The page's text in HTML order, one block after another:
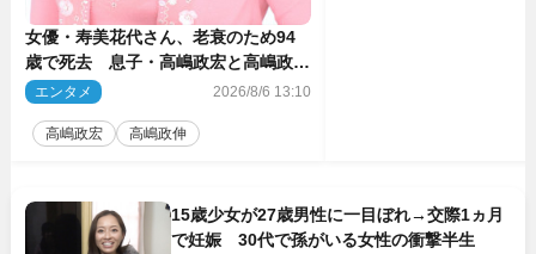
女優・寿美花代さん、老衰のため94
歳で死去 息子・高嶋政宏と高嶋政伸
がコメント「いつもユーモアを忘れな
エンタメ 2026/8/6 13:10
高嶋政宏 高嶋政伸
15歳少女が27歳男性に一目ぼれ→交際1ヵ月
で妊娠 30代で孫がいる女性の衝撃半生